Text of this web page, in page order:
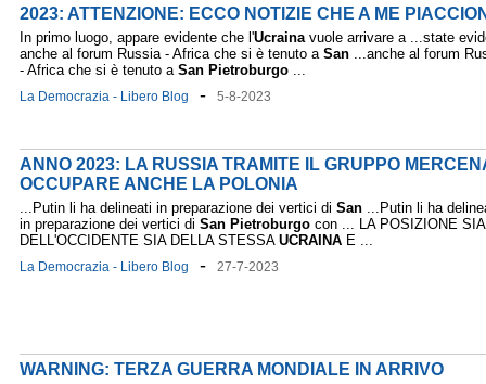
2023: ATTENZIONE: ECCO NOTIZIE CHE A ME
In primo luogo, appare evidente che l'Ucrainavuole arrivare a ...state
anche al forum Russia - Africa che si è tenuto a San ...anche al forum
- Africa che si è tenuto a San Pietroburgo ...
La Democrazia - Libero Blog - 5-8-2023
ANNO 2023: LA RUSSIA TRAMITE IL GRUPPO
OCCUPARE ANCHE LA POLONIA
...Putin li ha delineati in preparazione dei vertici di San ...Putin li ha
in preparazione dei vertici di San Pietroburgo con ... LA POSIZIONE SIA
DELL'OCCIDENTE SIA DELLA STESSA UCRAINA E ...
La Democrazia - Libero Blog - 27-7-2023
WARNING: TERZA GUERRA MONDIALE IN ARRIVO